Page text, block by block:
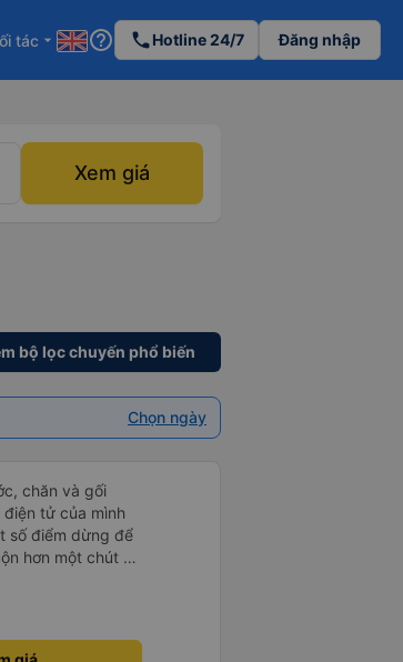
tác arrow_drop_down help_outline phoneHotline 24/7 Đăng nhập
Xem giá
bộ lọc chuyến phổ biến
Chọn ngày
chăn và gối
tử của mình
số điểm dừng để
hơn một chút so
một chút tiếng